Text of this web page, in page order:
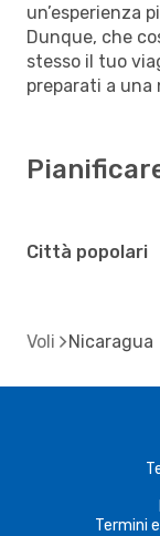
un’esperienza
Dunque, che
stesso il tuo
preparati a una
Città popolari
Voli Nicaragua
Termini